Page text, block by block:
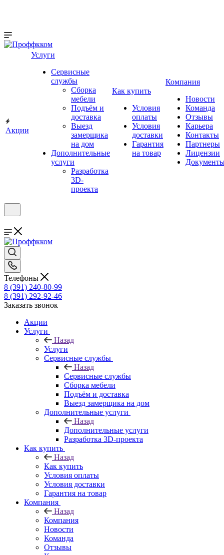
Акции
Услуги
Сервисные
службы
Сборка
мебели
Подъём и
доставка
Выезд
замерщика
на дом
Дополнительные
услуги
Разработка
3D-
проекта
Как купить
Условия
оплаты
Условия
доставки
Гарантия
на товар
Компания
Новости
Команда
Отзывы
Карьера
Контакты
Партнеры
Лицензии
Телефоны
8 (391) 240-80-99
8 (391) 292-92-46
Заказать звонок
Акции
Услуги
Назад
Услуги
Сервисные службы
Назад
Сервисные службы
Сборка мебели
Подъём и доставка
Выезд замерщика на дом
Дополнительные услуги
Назад
Дополнительные услуги
Разработка 3D-проекта
Как купить
Назад
Как купить
Условия оплаты
Условия доставки
Гарантия на товар
Компания
Назад
Компания
Новости
Команда
Отзывы